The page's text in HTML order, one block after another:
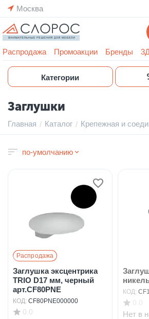
Москва
Распродажа Промоакции Бренды
Категории
Заглушки
Главная / Каталог / Крепежная и
по-умолчанию
Распродажа
Заглушка эксцентрика
TRIO D17 мм, черный
арт.CF80PNE
КОД: CF80PNE000000
0.0
КОД:
Нет в